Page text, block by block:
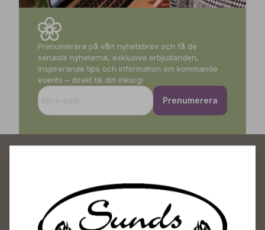
Prenumerera på vårt nyhetsbrev och få de
senaste nyheterna, exklusiva erbjudanden,
inspirerande tips och information om kommande
events – direkt till din inkorg!
Prenumerera
Sunds Trädgårdscenter